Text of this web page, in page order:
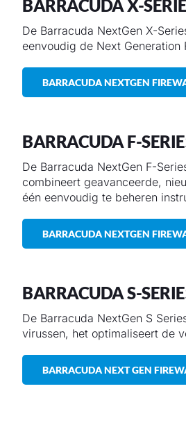
BARRACUDA X-
De Barracuda NextGen X-
eenvoudig de Next
BARRACUDA NEXTGEN
BARRACUDA F-
De Barracuda NextGen F-
combineert geavanceerde,
één eenvoudig te beheren
BARRACUDA NEXTGEN
BARRACUDA S-
De Barracuda NextGen S
virussen, het optimaliseert de
BARRACUDA NEXT GEN